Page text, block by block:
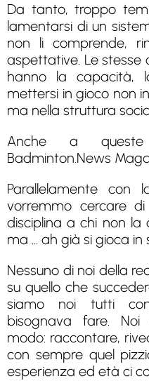
Da tanto, troppo
lamentarsi di un
non li comprende,
aspettative. Le stesse
hanno la capacità,
mettersi in gioco non
ma nella struttura
Anche a
Badminton.News
Parallelamente con
vorremmo cercare
disciplina a chi non la
ma ... ah già si gioca
Nessuno di noi della
su quello che
siamo noi tutti
bisognava fare.
modo: raccontare,
con sempre quel
esperienza ed età ci